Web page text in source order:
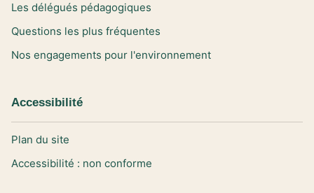
Les délégués pédagogiques
Questions les plus fréquentes
Nos engagements pour l'environnement
Accessibilité
Plan du site
Accessibilité : non conforme